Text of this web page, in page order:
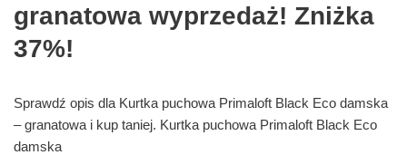
granatowa wyprzedaż! Zniżka
37%!
Sprawdź opis dla Kurtka puchowa Primaloft Black Eco damska
– granatowa i kup taniej. Kurtka puchowa Primaloft Black Eco
damska